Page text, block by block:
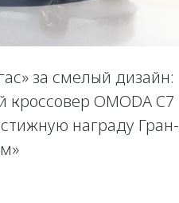
за смелый дизайн:
кроссовер OMODA C7
награду Гран-